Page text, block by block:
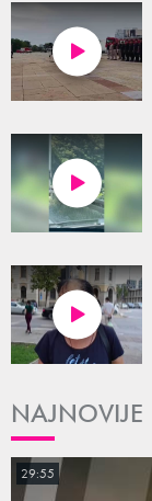
NAJNOVIJE
29:55